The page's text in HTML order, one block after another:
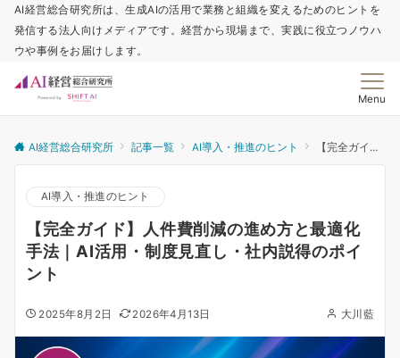
AI経営総合研究所は、生成AIの活用で業務と組織を変えるためのヒントを
発信する法人向けメディアです。経営から現場まで、実践に役立つノウハ
ウや事例をお届けします。
Menu
AI経営総合研究所 記事一覧 AI導入・推進のヒント 【完全ガイド】人件費削減の進め方と最適化手法｜AI活用・制度見直し・社内説得のポイント
AI導入・推進のヒント
【完全ガイド】人件費削減の進め方と最適化
手法｜AI活用・制度見直し・社内説得のポイ
ント
2025年8月2日 2026年4月13日 大川藍